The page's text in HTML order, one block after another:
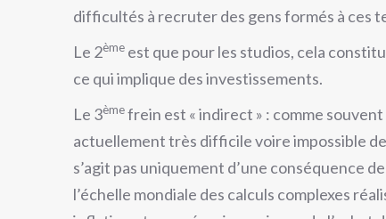
difficultés à recruter des gens formés à ces
Le 2ème est que pour les studios, cela
ce qui implique des investissements.
Le 3èmefrein est « indirect » : comme
actuellement très difficile voire impossible
s’agit pas uniquement d’une conséquence
l’échelle mondiale des calculs complexes